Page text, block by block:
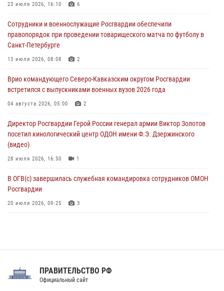
тиражи газет
09 августа 2026, 05:00
Всероссийская ведомственная акции «Каникулы с Росгвардией
09 августа 2026, 04:00 5
Росгвардейцы провели патриотическое занятие для детей на
08 августа 2026, 14:10
23 июля 2026, 16:10 6
Сотрудники и военнослужащие Росгвардии обеспечили
правопорядок при проведении товарищеского матча по футболу в
Санкт-Петербурге
13 июля 2026, 08:08 2
Врио командующего Северо-Кавказским округом Росгвардии
встретился с выпускниками военных вузов 2026 года
04 августа 2026, 05:00 2
Директор Росгвардии Герой России генерал армии Виктор Золотов
посетил кинологический центр ОДОН имени Ф.Э. Дзержинского
(видео)
28 июля 2026, 16:50 1
В ОГВ(с) завершилась служебная командировка сотрудников ОМОН
Росгвардии
20 июля 2026, 09:25 3
Праздник «Один день с Росгвардией» к 105-летию Центрального
ПРАВИТЕЛЬСТВО РФ
Официальный сайт